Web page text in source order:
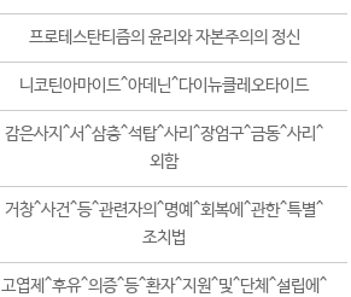
프로테스탄티즘의 윤리와 자본주의의 정신
니코틴아마이드^아데닌^다이뉴클레오타이드
감은사지^서^삼층^석탑^사리^장엄구^금동^사리^
외함
거창^사건^등^관련자의^명예^회복에^관한^특별^
조치법
고엽제^후유^의증^등^환자^지원^및^단체^설립에^